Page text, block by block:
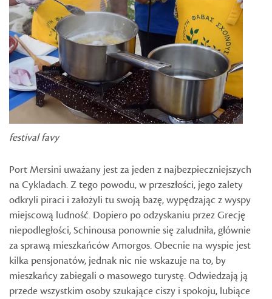
festival favy
Port Mersini uważany jest za jeden z najbezpieczniejszych
na Cykladach. Z tego powodu, w przeszłości, jego zalety
odkryli piraci i założyli tu swoją bazę, wypędzając z wyspy
miejscową ludność. Dopiero po odzyskaniu przez Grecję
niepodległości, Schinousa ponownie się zaludniła, głównie
za sprawą mieszkańców Amorgos. Obecnie na wyspie jest
kilka pensjonatów, jednak nic nie wskazuje na to, by
mieszkańcy zabiegali o masowego turystę. Odwiedzają ją
przede wszystkim osoby szukające ciszy i spokoju, lubiące